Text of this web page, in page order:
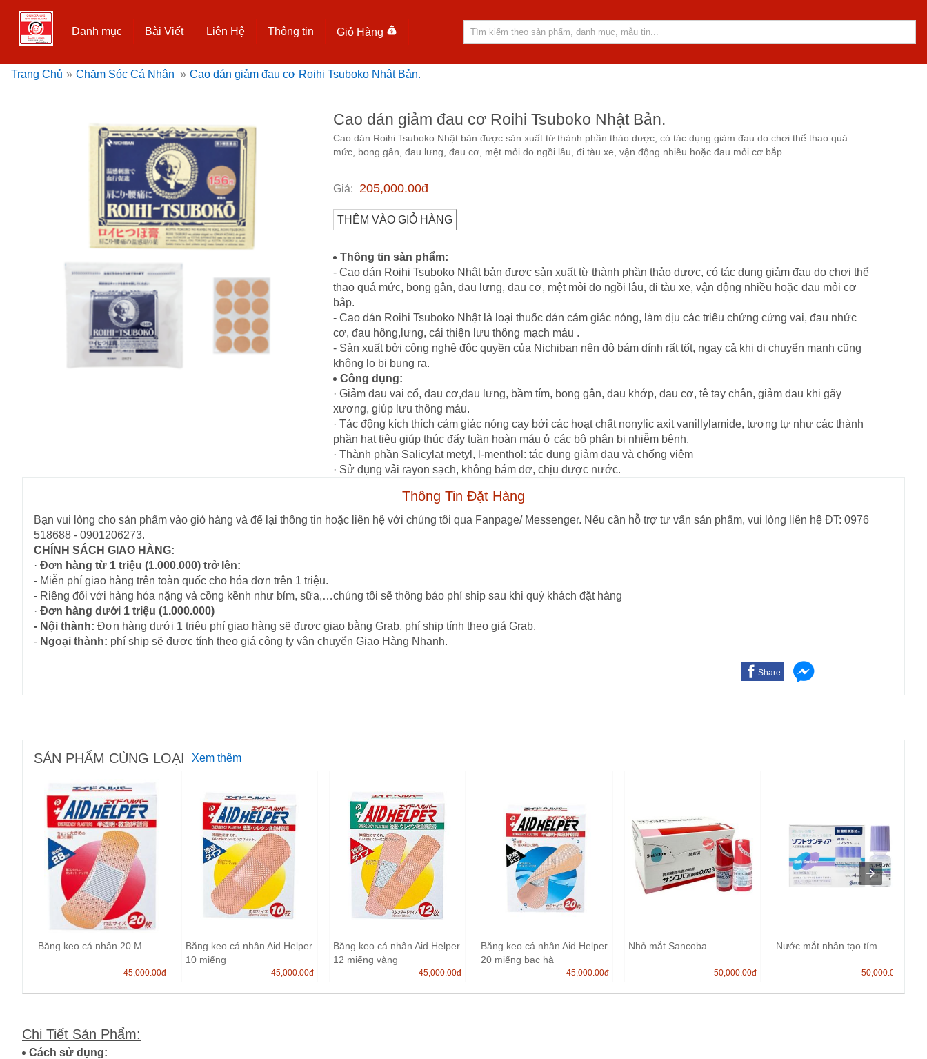
Danh mục Bài Viết Liên Hệ Thông tin Giỏ Hàng
Trang Chủ » Chăm Sóc Cá Nhân » Cao dán giảm đau cơ Roihi Tsuboko Nhật Bản.
Cao dán giảm đau cơ Roihi Tsuboko Nhật Bản.
Cao dán Roihi Tsuboko Nhật bản được sản xuất từ thành phần thảo dược, có tác dụng giảm đau do chơi thể thao quá
mức, bong gân, đau lưng, đau cơ, mệt mỏi do ngồi lâu, đi tàu xe, vận động nhiều hoặc đau mỏi cơ bắp.
Giá: 205,000.00đ
THÊM VÀO GIỎ HÀNG
Thông tin sản phẩm:
- Cao dán Roihi Tsuboko Nhật bản được sản xuất từ thành phần thảo dược, có tác dụng giảm đau do chơi thể
thao quá mức, bong gân, đau lưng, đau cơ, mệt mỏi do ngồi lâu, đi tàu xe, vận động nhiều hoặc đau mỏi cơ
bắp.
- Cao dán Roihi Tsuboko Nhật là loại thuốc dán cảm giác nóng, làm dịu các triêu chứng cứng vai, đau nhức
cơ, đau hông,lưng, cải thiện lưu thông mạch máu .
- Sản xuất bởi công nghệ độc quyền của Nichiban nên độ bám dính rất tốt, ngay cả khi di chuyển mạnh cũng
không lo bị bung ra.
Công dụng:
· Giảm đau vai cổ, đau cơ,đau lưng, bầm tím, bong gân, đau khớp, đau cơ, tê tay chân, giảm đau khi gãy
xương, giúp lưu thông máu.
· Tác động kích thích cảm giác nóng cay bởi các hoạt chất nonylic axit vanillylamide, tương tự như các thành
phần hạt tiêu giúp thúc đẩy tuần hoàn máu ở các bộ phận bị nhiễm bệnh.
· Thành phần Salicylat metyl, l-menthol: tác dụng giảm đau và chống viêm
· Sử dụng vải rayon sạch, không bám dơ, chịu được nước.
Thông Tin Đặt Hàng
Bạn vui lòng cho sản phẩm vào giỏ hàng và để lại thông tin hoặc liên hệ với chúng tôi qua Fanpage/ Messenger. Nếu cần hỗ trợ tư vấn sản phẩm, vui lòng liên hệ ĐT: 0976
518688 - 0901206273.
CHÍNH SÁCH GIAO HÀNG:
· Đơn hàng từ 1 triệu (1.000.000) trở lên:
- Miễn phí giao hàng trên toàn quốc cho hóa đơn trên 1 triệu.
- Riêng đối với hàng hóa nặng và cồng kềnh như bỉm, sữa,…chúng tôi sẽ thông báo phí ship sau khi quý khách đặt hàng
· Đơn hàng dưới 1 triệu (1.000.000)
- Nội thành: Đơn hàng dưới 1 triệu phí giao hàng sẽ được giao bằng Grab, phí ship tính theo giá Grab.
- Ngoại thành: phí ship sẽ được tính theo giá công ty vận chuyển Giao Hàng Nhanh.
Share
SẢN PHẨM CÙNG LOẠI Xem thêm
Băng keo cá nhân 20 M
45,000.00đ
Băng keo cá nhân Aid Helper
10 miếng
45,000.00đ
Băng keo cá nhân Aid Helper
12 miếng vàng
45,000.00đ
Băng keo cá nhân Aid Helper
20 miếng bạc hà
45,000.00đ
Nhỏ mắt Sancoba
50,000.00đ
Nước mắt nhân tạo tím
50,000.00
Chi Tiết Sản Phẩm:
Cách sử dụng: